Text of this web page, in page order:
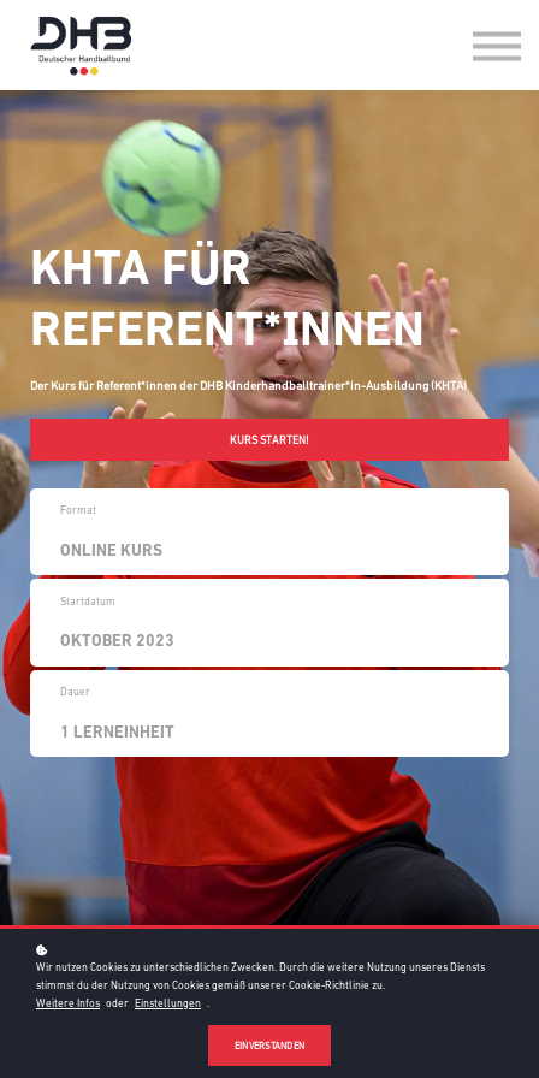
HANDBALL IN DER SCHULE
FAQ
LOG-IN
KHTA FÜR
REFERENT*INNEN
Der Kurs für Referent*innen der DHB Kinderhandballtrainer*in-Ausbildung (KHTA)
KURS STARTEN!
Format
ONLINE KURS
Startdatum
OKTOBER 2023
Dauer
1 LERNEINHEIT
Wir nutzen Cookies zu unterschiedlichen Zwecken. Durch die weitere Nutzung unseres Diensts
stimmst du der Nutzung von Cookies gemäß unserer Cookie-Richtlinie zu.
Weitere Infos oder Einstellungen .
EINVERSTANDEN